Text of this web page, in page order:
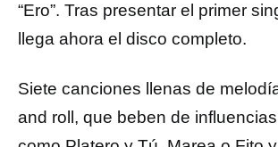
“Ero”. Tras presentar el primer
llega ahora el disco completo.
Siete canciones llenas de
and roll, que beben de